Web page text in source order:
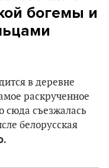
богемы и
в деревне
раскрученное
сюда съезжалась
белорусская